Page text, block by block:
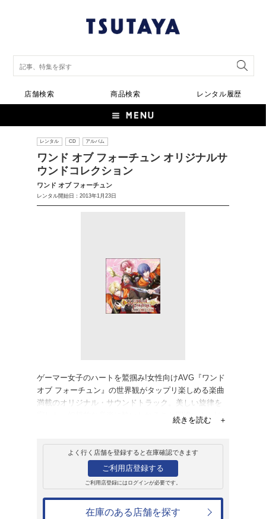
店舗検索
レンタル CD
ウンドコレクシ
ワンド オブ フォーチュン
レンタル開始日：2013年1月23日